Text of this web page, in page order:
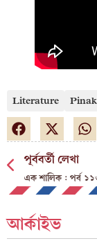
Literature
পূর্ববর্তী লেখা
এক শালিক : পর্ব
আর্কাইভ